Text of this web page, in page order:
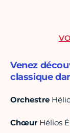
Venez
classique
Orchestre
ChœurHélios